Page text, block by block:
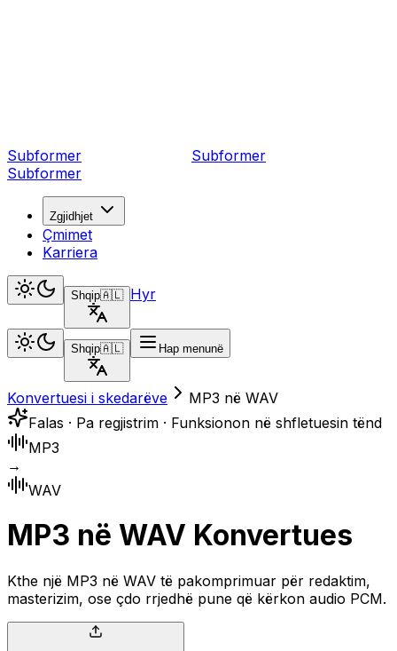
Subformer Subformer
Subformer
Zgjidhjet
Çmimet
Karriera
Shqip🇦🇱 Hyr
Shqip🇦🇱 Hap menunë
Konvertuesi i skedarëve
MP3 në WAV
Falas · Pa regjistrim · Funksionon në shfletuesin tënd
MP3
→
WAV
MP3 në WAV Konvertues
Kthe një MP3 në WAV të pakomprimuar për redaktim,
masterizim, ose çdo rrjedhë pune që kërkon audio PCM.